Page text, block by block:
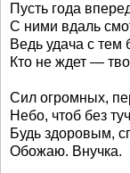
Пусть года
С ними вдаль
Ведь удача с тем
Кто не ждет —
Сил огромных,
Небо, чтоб без
Будь здоровым,
Обожаю. Внучка.